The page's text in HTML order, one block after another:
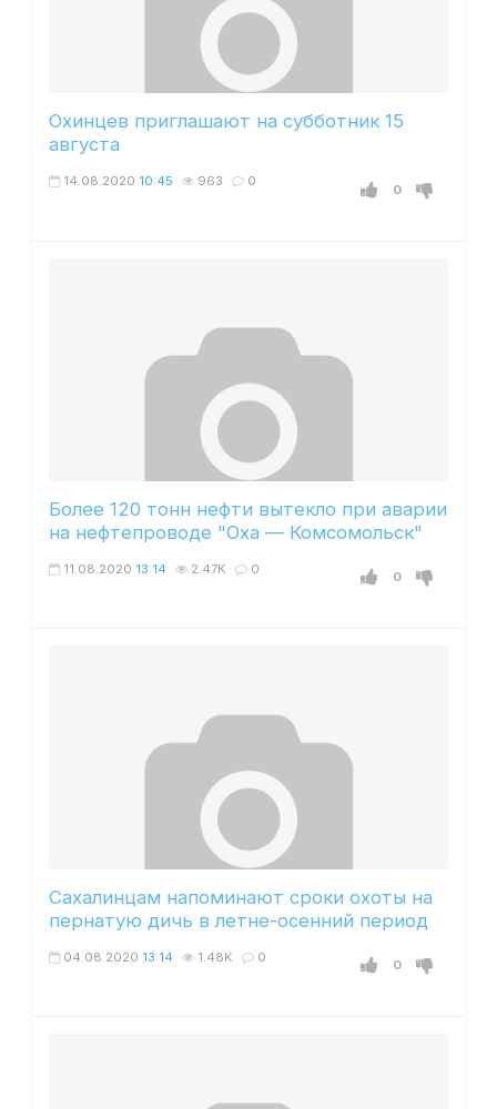
Охинцев приглашают на субботник 15
августа
0
14.08.2020 10:45 963 0
Более 120 тонн нефти вытекло при аварии
на нефтепроводе "Оха — Комсомольск"
0
11.08.2020 13:14 2.47K 0
Сахалинцам напоминают сроки охоты на
пернатую дичь в летне-осенний период
0
04.08.2020 13:14 1.48K 0